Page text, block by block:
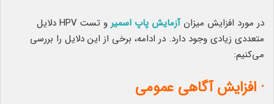
در مورد افزایش میزانآزمایش پاپ اسمیر
و تست HPV دلایل
متعددی زیادی وجود دارد. در ادامه، برخی از این دلایل را بررسی
می‌کنیم:
· افزایش آگاهی عمومی